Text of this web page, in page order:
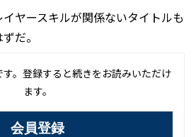
ヤースキルが関係ないタイトルも
だ。
。登録すると続きをお読みいただけ
ます。
会員登録